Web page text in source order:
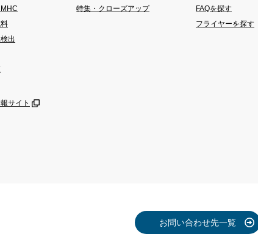
出
サイト
特集・クローズアップ
FAQを探す
フライヤーを探す
お問い合わせ先一覧